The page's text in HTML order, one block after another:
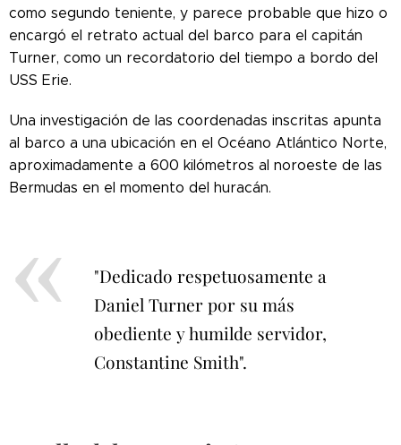
como segundo teniente, y parece probable que hizo o
encargó el retrato actual del barco para el capitán
Turner, como un recordatorio del tiempo a bordo del
USS Erie.
Una investigación de las coordenadas inscritas apunta
al barco a una ubicación en el Océano Atlántico Norte,
aproximadamente a 600 kilómetros al noroeste de las
Bermudas en el momento del huracán.
"Dedicado respetuosamente a
Daniel Turner por su más
obediente y humilde servidor,
Constantine Smith".